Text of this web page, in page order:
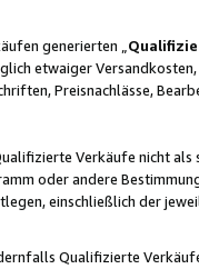
generierten „
etwaiger
Preisnachlässe,
Verkäufe nicht
oder andere
einschließlich der
Qualifizierte